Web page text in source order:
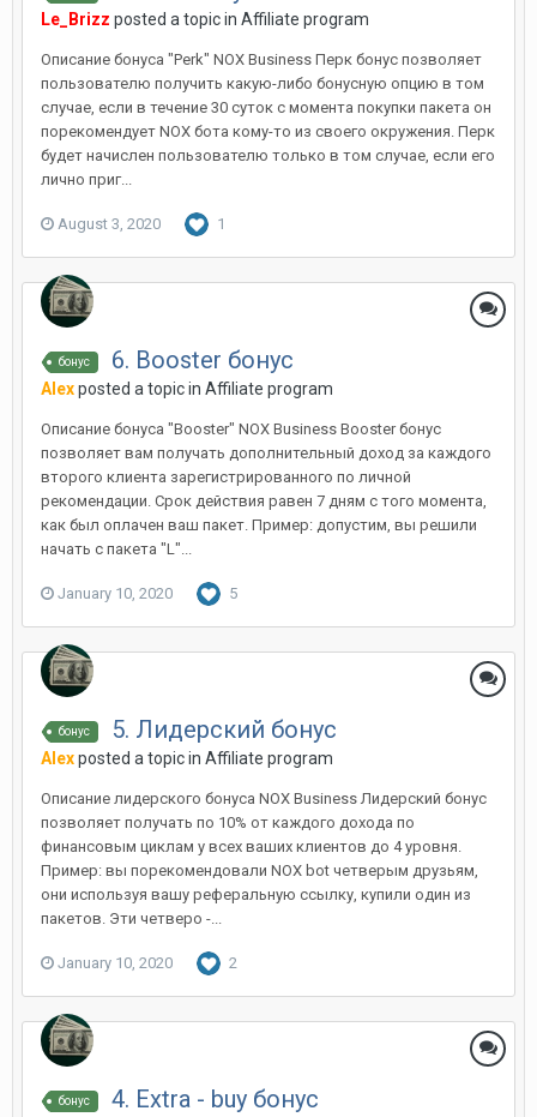
Le_Brizz posted a topic in Affiliate program
Описание бонуса "Perk" NOX Business Перк бонус позволяет
пользователю получить какую-либо бонусную опцию в том
случае, если в течение 30 суток с момента покупки пакета он
порекомендует NOX бота кому-то из своего окружения. Перк
будет начислен пользователю только в том случае, если его
лично приг...
August 3, 2020 1
бонус 6. Booster бонус
Alexposted a topic in Affiliate program
Описание бонуса "Booster" NOX Business Booster бонус
позволяет вам получать дополнительный доход за каждого
второго клиента зарегистрированного по личной
рекомендации. Срок действия равен 7 дням с того момента,
как был оплачен ваш пакет. Пример: допустим, вы решили
начать с пакета "L"...
January 10, 2020 5
бонус 5. Лидерский бонус
Alexposted a topic in Affiliate program
Описание лидерского бонуса NOX Business Лидерский бонус
позволяет получать по 10% от каждого дохода по
финансовым циклам у всех ваших клиентов до 4 уровня.
Пример: вы порекомендовали NOX bot четверым друзьям,
они используя вашу реферальную ссылку, купили один из
пакетов. Эти четверо -...
January 10, 2020 2
бонус 4. Extra - buy бонус